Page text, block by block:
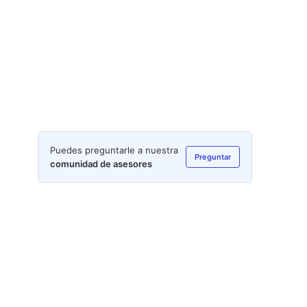
Puedes preguntarle a nuestra
comunidad de asesores
Preguntar